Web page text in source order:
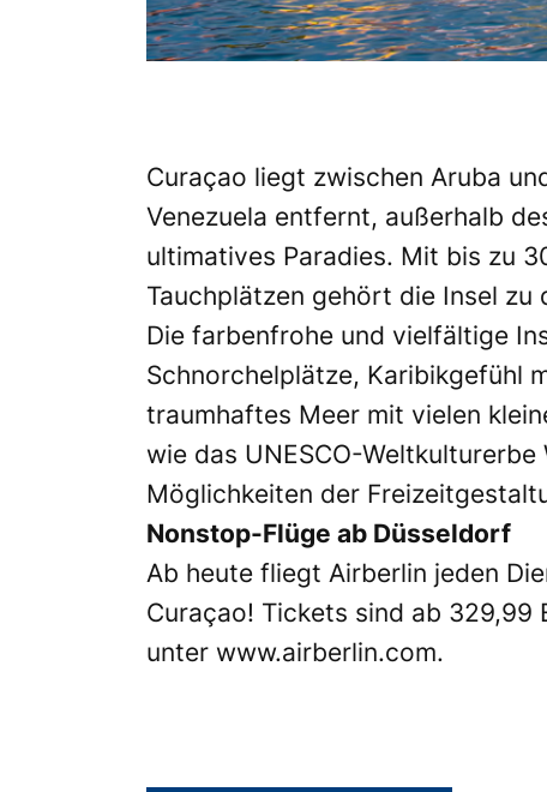
Curaçao liegt zwischen Aruba
Venezuela entfernt, außerhalb
ultimatives Paradies. Mit bis zu
Tauchplätzen gehört die Insel zu
Die farbenfrohe und vielfältige
Schnorchelplätze, Karibikgefühl
traumhaftes Meer mit vielen
wie das UNESCO-
Möglichkeiten der
Nonstop-Flüge ab Düsseldorf
Ab heute fliegt Airberlin jeden
Curaçao! Tickets sind ab 329,99
unter www.airberlin.com.